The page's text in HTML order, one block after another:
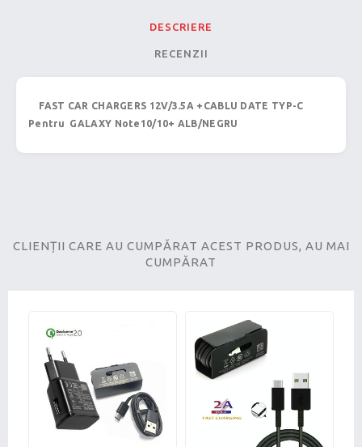
DESCRIERE
RECENZII
FAST CAR CHARGERS 12V/3.5A +CABLU DATE TYP-C
Pentru GALAXY Note10/10+ ALB/NEGRU
CLIENȚII CARE AU CUMPĂRAT ACEST PRODUS, AU MAI
CUMPĂRAT